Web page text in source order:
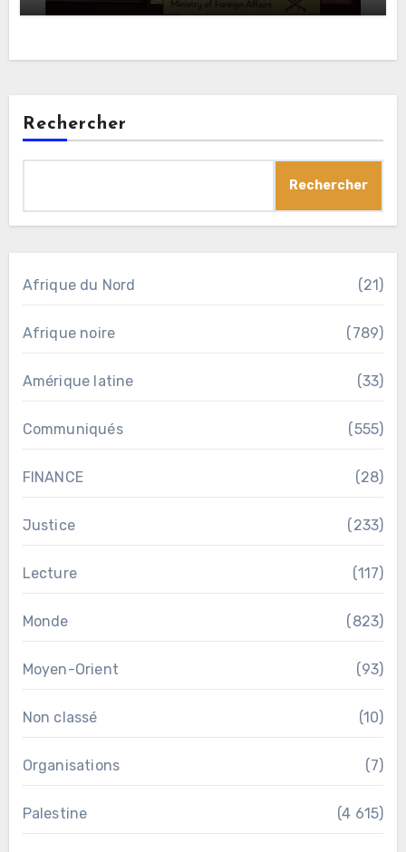
Rechercher
Rechercher
Afrique du Nord (21)
Afrique noire (789)
Amérique latine (33)
Communiqués (555)
FINANCE (28)
Justice (233)
Lecture (117)
Monde (823)
Moyen-Orient (93)
Non classé (10)
Organisations (7)
Palestine (4 615)